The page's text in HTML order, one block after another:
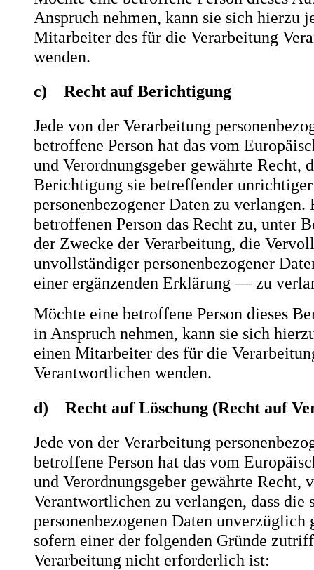
Anspruch nehmen, kann sie sich hierzu
Mitarbeiter des für die Verarbeitung
wenden.
c) Recht auf Berichtigung
Jede von der Verarbeitung
betroffene Person hat das vom
und Verordnungsgeber gewährte Recht,
Berichtigung sie betreffender unrichtiger
personenbezogener Daten zu verlangen.
betroffenen Person das Recht zu, unter
der Zwecke der Verarbeitung, die
unvollständiger personenbezogener
einer ergänzenden Erklärung — zu
Möchte eine betroffene Person dieses
in Anspruch nehmen, kann sie sich
einen Mitarbeiter des für die
Verantwortlichen wenden.
d) Recht auf Löschung (Recht auf
Jede von der Verarbeitung
betroffene Person hat das vom
und Verordnungsgeber gewährte Recht,
Verantwortlichen zu verlangen, dass die
personenbezogenen Daten unverzüglich
sofern einer der folgenden Gründe
Verarbeitung nicht erforderlich ist: